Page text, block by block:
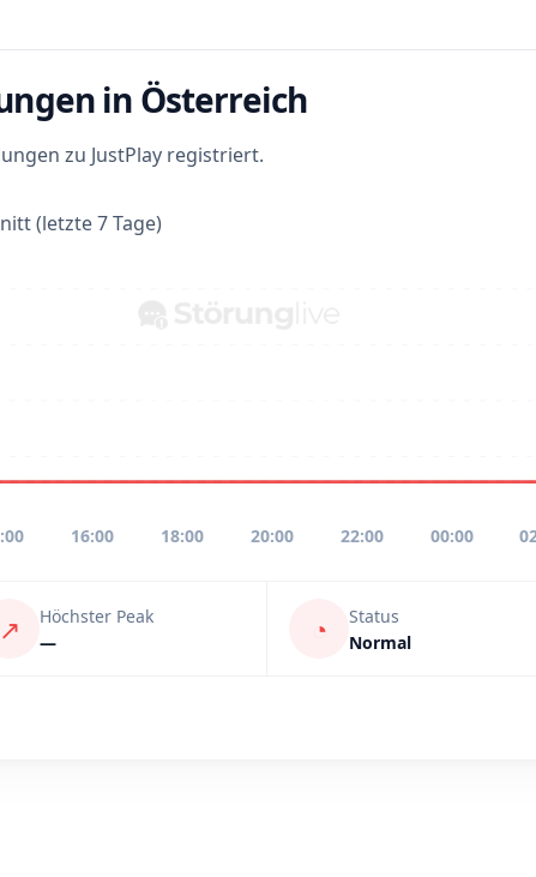
in Österreich
zu JustPlay registriert.
(letzte 7 Tage)
16:00 18:00 20:00 22:00 00:00
↗
Höchster Peak
—
◔
Status
Normal